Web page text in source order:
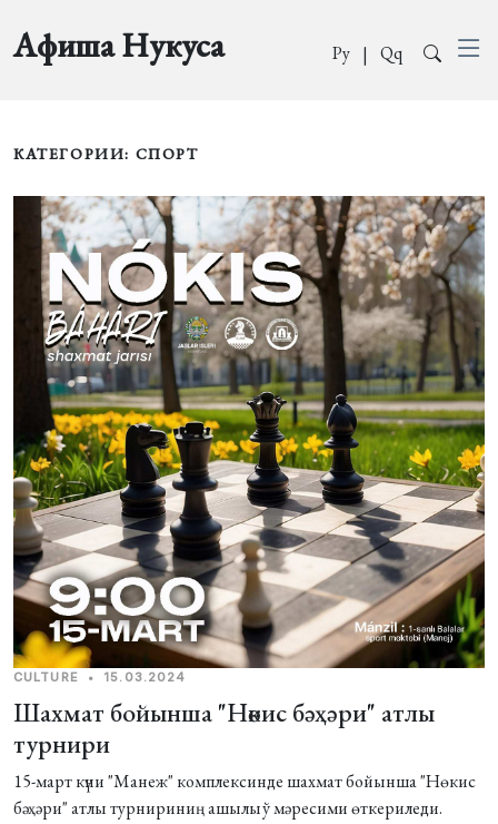
Афиша Нукуса Ру | Qq
КАТЕГОРИИ: СПОРТ
CULTURE • 15.03.2024
Шахмат бойынша "Нөкис бәҳәри" атлы
турнири
15-март күни "Манеж" комплексинде шахмат бойынша "Нөкис
бәҳәри" атлы турнириниң ашылыў мәресими өткериледи.